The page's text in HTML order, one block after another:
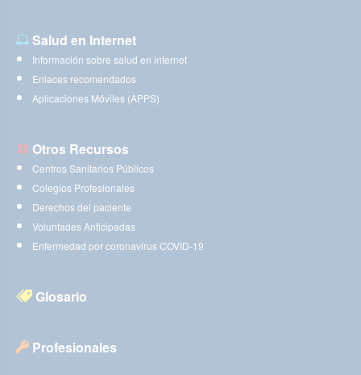
Salud en Internet
Información sobre salud en internet
Enlaces recomendados
Aplicaciones Móviles (APPS)
Otros Recursos
Centros Sanitarios Públicos
Colegios Profesionales
Derechos del paciente
Voluntades Anticipadas
Enfermedad por coronavirus COVID-19
Glosario
Profesionales